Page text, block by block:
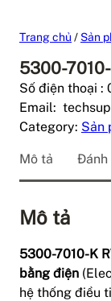
Trang chủ / Sản
5300-
Số điện thoại :
Email:
Category: Sản
Mô tả Đánh
Mô tả
5300-7010-K
bằng điện
hệ thống điều